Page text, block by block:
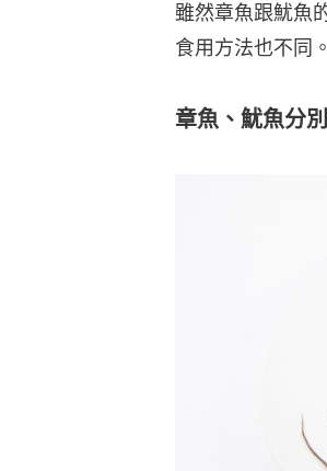
雖然章魚跟魷魚
食用方法也不同
章魚、魷魚分